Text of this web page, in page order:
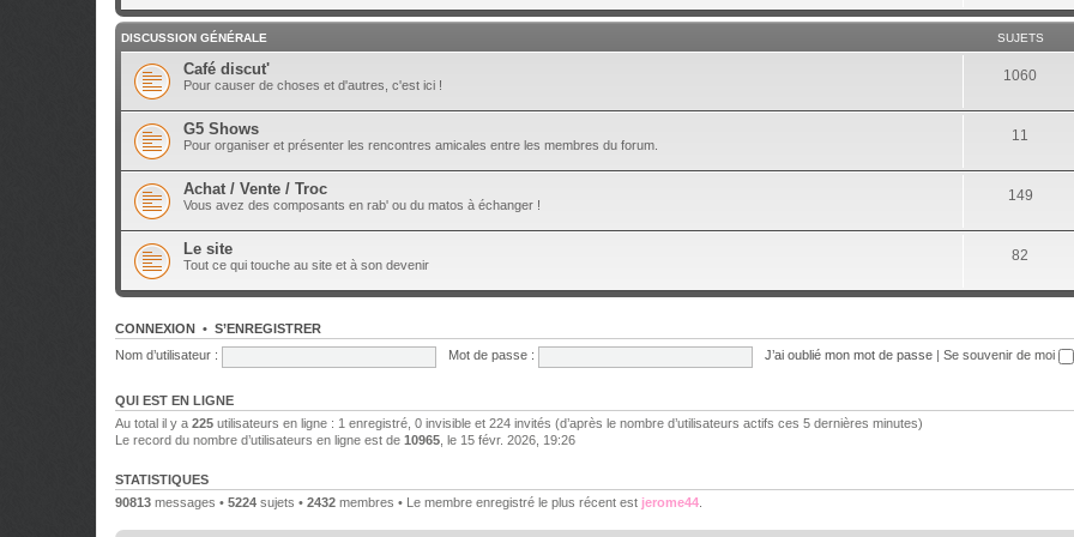
DISCUSSION GÉNÉRALE SUJETS
Café discut'
Pour causer de choses et d'autres, c'est ici !
1060
G5 Shows
Pour organiser et présenter les rencontres amicales entre les membres du forum.
11
Achat / Vente / Troc
Vous avez des composants en rab' ou du matos à échanger !
149
Le site
Tout ce qui touche au site et à son devenir
82
CONNEXION • S’ENREGISTRER
Nom d’utilisateur :
Mot de passe : J’ai oublié mon mot de passe Se souvenir de moi
QUI EST EN LIGNE
Au total il y a 225 utilisateurs en ligne : 1 enregistré, 0 invisible et 224 invités (d’après le nombre d’utilisateurs actifs ces 5 dernières minutes)
Le record du nombre d’utilisateurs en ligne est de 10965 , le 15 févr. 2026, 19:26
STATISTIQUES
90813 messages • 5224 sujets • 2432 membres • Le membre enregistré le plus récent est jerome44